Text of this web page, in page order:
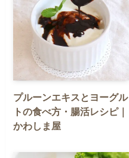
プルーンエキスとヨーグル
トの食べ方・腸活レシピ｜
かわしま屋